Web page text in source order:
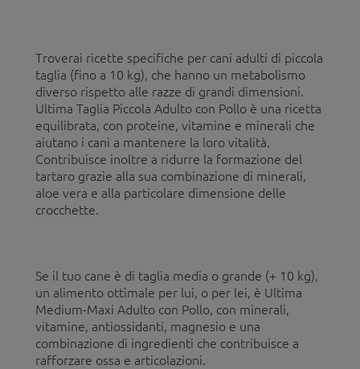
Troverai ricette specifiche per cani adulti di piccola
taglia (fino a 10 kg), che hanno un metabolismo
diverso rispetto alle razze di grandi dimensioni.
Ultima Taglia Piccola Adulto con Pollo è una ricetta
equilibrata, con proteine, vitamine e minerali che
aiutano i cani a mantenere la loro vitalità.
Contribuisce inoltre a ridurre la formazione del
tartaro grazie alla sua combinazione di minerali,
aloe vera e alla particolare dimensione delle
crocchette.
Se il tuo cane è di taglia media o grande (+ 10 kg),
un alimento ottimale per lui, o per lei, è Ultima
Medium-Maxi Adulto con Pollo, con minerali,
vitamine, antiossidanti, magnesio e una
combinazione di ingredienti che contribuisce a
rafforzare ossa e articolazioni.